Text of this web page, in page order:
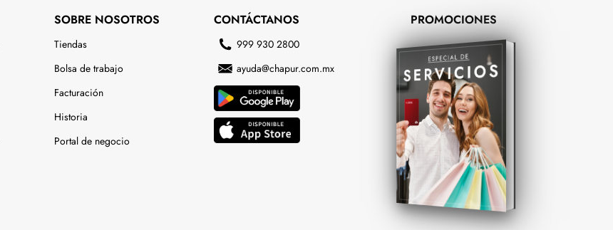
SOBRE NOSOTROS
Tiendas
Bolsa de trabajo
Facturación
Historia
Portal de negocio
CONTÁCTANOS
999 930 2800
ayuda@chapur.com.mx
PROMOCIONES